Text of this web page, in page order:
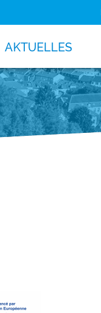
AKTUELLES